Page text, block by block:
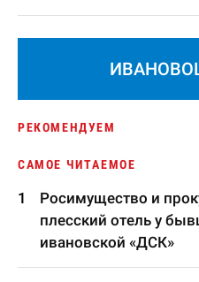
РЕКОМЕНДУЕМ
САМОЕ ЧИТАЕМОЕ
Росимущество и
плесский отель у
ивановской «ДСК»